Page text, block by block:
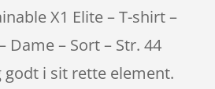
X1 Elite – T-shirt –
Dame – Sort – Str. 44
i sit rette element.